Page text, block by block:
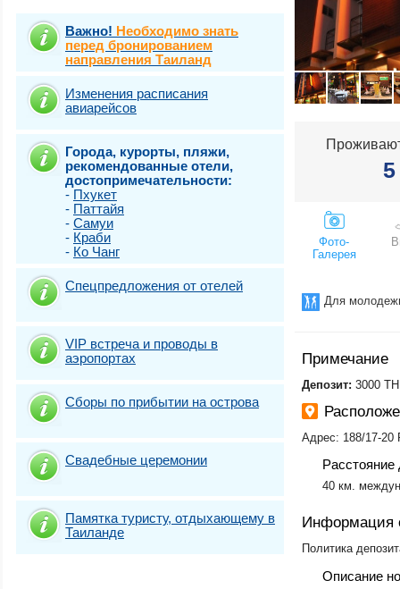
Важно! Необходимо знать
перед бронированием
направления Таиланд
Изменения расписания
авиарейсов
Города, курорты, пляжи,
рекомендованные отели,
достопримечательности:
- Пхукет
- Паттайя
- Самуи
- Краби
- Ко Чанг
Спецпредложения от отелей
VIP встреча и проводы в
аэропортах
Сборы по прибытии на острова
Свадебные церемонии
Памятка туристу, отдыхающему в
Таиланде
о.Пхукет. Пляж
о.Пхукет. Пляж
о.Пхукет. Пляж
о.Пхукет. Пляж
о.Пхукет. Пляж
о.Самет
о.Самуи
5
Фото-
Галерея
Для
Примечание
​Депозит: 3000
Адрес: 188/17-20
Расстояние
40 км.
Информация
Политика
Описание